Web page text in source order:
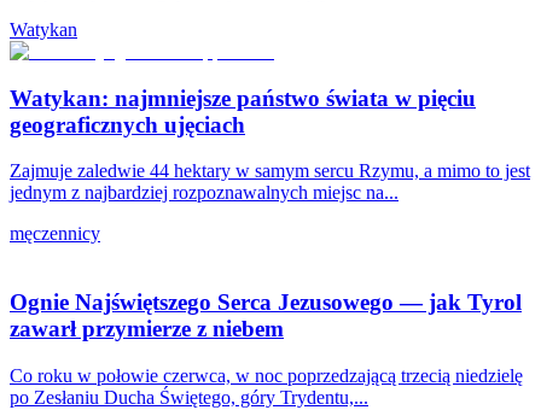
Watykan
Watykan: najmniejsze państwo świata w pięciu
geograficznych ujęciach
Zajmuje zaledwie 44 hektary w samym sercu Rzymu, a mimo to jest
jednym z najbardziej rozpoznawalnych miejsc na...
męczennicy
Ognie Najświętszego Serca Jezusowego — jak Tyrol
zawarł przymierze z niebem
Co roku w połowie czerwca, w noc poprzedzającą trzecią niedzielę
po Zesłaniu Ducha Świętego, góry Trydentu,...